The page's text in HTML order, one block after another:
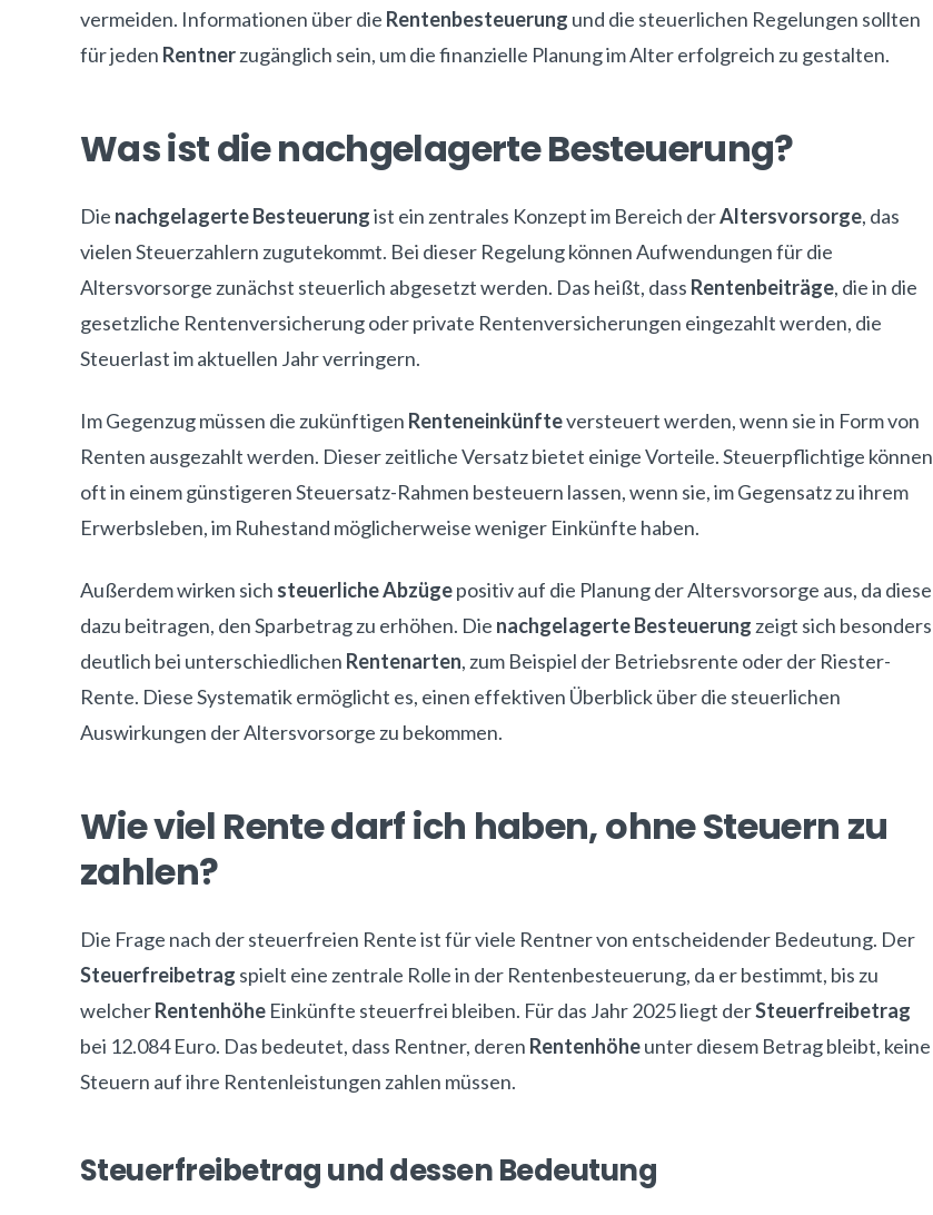
vermeiden. Informationen über die Rentenbesteuerung und die steuerlichen Regelungen sollten
für jeden Rentnerzugänglich sein, um die finanzielle Planung im Alter erfolgreich zu gestalten.
Was ist die nachgelagerte Besteuerung?
Die nachgelagerte Besteuerungist ein zentrales Konzept im Bereich derAltersvorsorge, das
vielen Steuerzahlern zugutekommt. Bei dieser Regelung können Aufwendungen für die
Altersvorsorge zunächst steuerlich abgesetzt werden. Das heißt, dass Rentenbeiträge, die in die
gesetzliche Rentenversicherung oder private Rentenversicherungen eingezahlt werden, die
Steuerlast im aktuellen Jahr verringern.
Im Gegenzug müssen die zukünftigen Renteneinkünfteversteuert werden, wenn sie in Form von
Renten ausgezahlt werden. Dieser zeitliche Versatz bietet einige Vorteile. Steuerpflichtige können
oft in einem günstigeren Steuersatz-Rahmen besteuern lassen, wenn sie, im Gegensatz zu ihrem
Erwerbsleben, im Ruhestand möglicherweise weniger Einkünfte haben.
Außerdem wirken sich steuerliche Abzügepositiv auf die Planung der Altersvorsorge aus, da diese
dazu beitragen, den Sparbetrag zu erhöhen. Die nachgelagerte Besteuerung zeigt sich besonders
deutlich bei unterschiedlichen Rentenarten, zum Beispiel der Betriebsrente oder der Riester-
Rente. Diese Systematik ermöglicht es, einen effektiven Überblick über die steuerlichen
Auswirkungen der Altersvorsorge zu bekommen.
Wie viel Rente darf ich haben, ohne Steuern zu
zahlen?
Die Frage nach der steuerfreien Rente ist für viele Rentner von entscheidender Bedeutung. Der
Steuerfreibetrag spielt eine zentrale Rolle in der Rentenbesteuerung, da er bestimmt, bis zu
welcherRentenhöhe Einkünfte steuerfrei bleiben. Für das Jahr 2025 liegt derSteuerfreibetrag
bei 12.084 Euro. Das bedeutet, dass Rentner, deren Rentenhöheunter diesem Betrag bleibt, keine
Steuern auf ihre Rentenleistungen zahlen müssen.
Steuerfreibetrag und dessen Bedeutung